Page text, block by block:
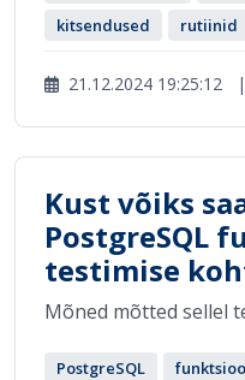
kitsendused
rutiinid
21.12.2024 19:25:12 |
Kust võiks
PostgreSQL
testimise
Mõned mõtted sellel
PostgreSQL